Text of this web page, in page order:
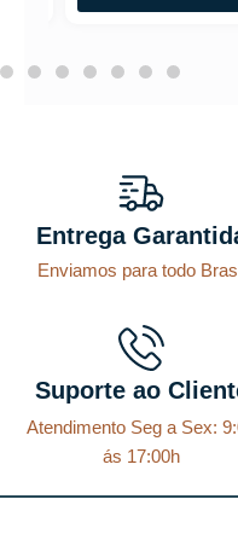
Entrega
Enviamos para todo
Suporte ao
Atendimento Seg a Sex:
ás 17:00h